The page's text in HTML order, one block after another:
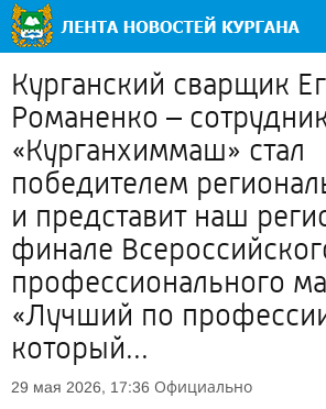
Курганский сварщик
Романенко –
«Курганхиммаш» стал
победителем
и представит наш
финале
профессионального
«Лучший по
который...
29 мая 2026, 17:36 Официально